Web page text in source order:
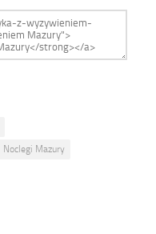
Noclegi Mazury